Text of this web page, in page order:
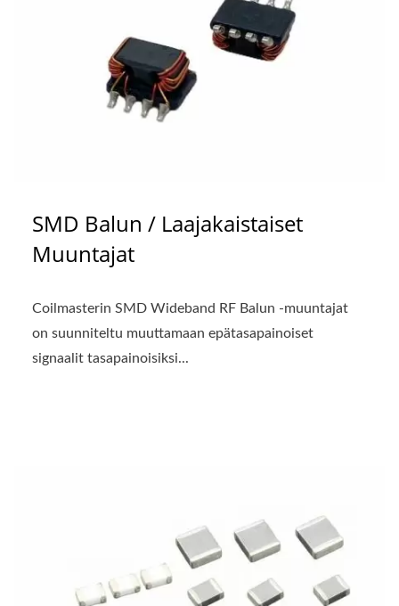
SMD Balun / Laajakaistaiset
Muuntajat
Coilmasterin SMD Wideband RF Balun -muuntajat
on suunniteltu muuttamaan epätasapainoiset
signaalit tasapainoisiksi...